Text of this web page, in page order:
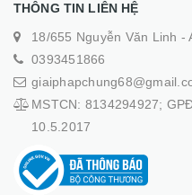
THÔNG TIN LIÊN HỆ
18/655 Nguyễn Văn Linh -
0393451866
MSTCN: 8134294927;
10.5.2017